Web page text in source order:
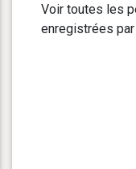
Voir toutes les
enregistrées